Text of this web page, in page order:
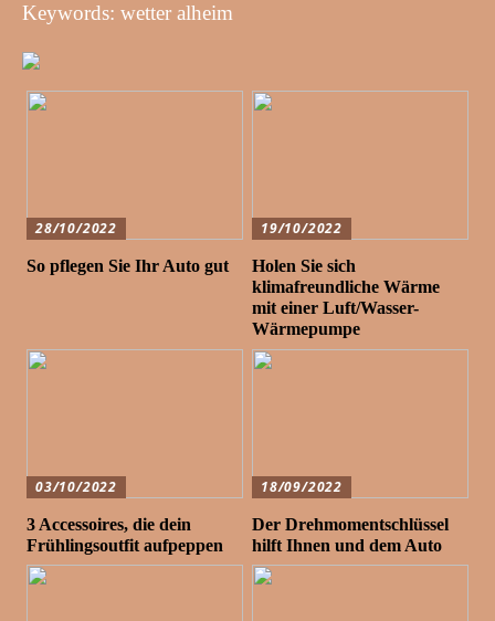
Keywords: wetter alheim
28/10/2022
So pflegen Sie Ihr Auto gut
19/10/2022
Holen Sie sich
klimafreundliche Wärme
mit einer Luft/Wasser-
Wärmepumpe
03/10/2022
3 Accessoires, die dein
Frühlingsoutfit aufpeppen
18/09/2022
Der Drehmomentschlüssel
hilft Ihnen und dem Auto